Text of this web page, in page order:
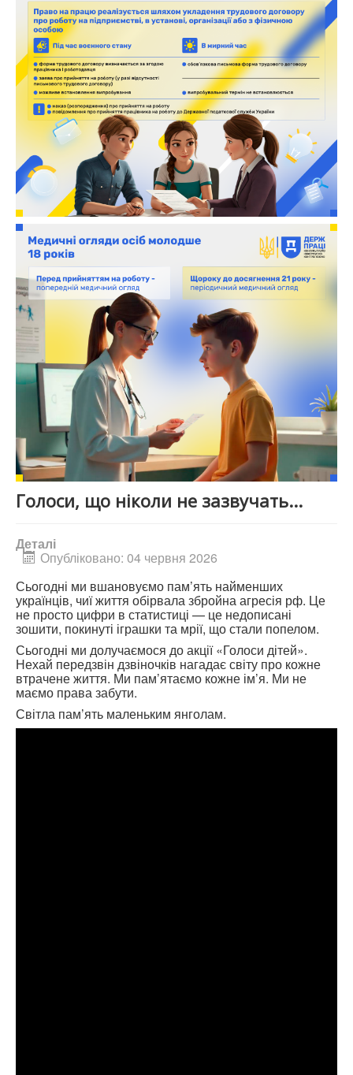
Голоси, що ніколи не зазвучать...
Деталі
Опубліковано: 04 червня 2026
Сьогодні ми вшановуємо пам’ять найменших
українців, чиї життя обірвала збройна агресія рф. Це
не просто цифри в статистиці — це недописані
зошити, покинуті іграшки та мрії, що стали попелом.
Сьогодні ми долучаємося до акції «Голоси дітей».
Нехай передзвін дзвіночків нагадає світу про кожне
втрачене життя. Ми пам’ятаємо кожне ім’я. Ми не
маємо права забути.
Світла пам’ять маленьким янголам.